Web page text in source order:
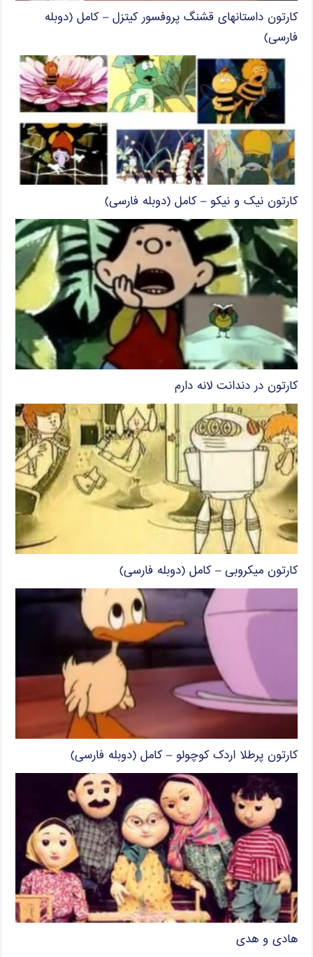
کارتون داستانهای قشنگ پروفسور کیتزل – کامل (دوبله
فارسی)
کارتون نیک و نیکو – کامل (دوبله فارسی)
کارتون در دندانت لانه دارم
کارتون میکروبی – کامل (دوبله فارسی)
کارتون پرطلا اردک کوچولو – کامل (دوبله فارسی)
هادی و هدی